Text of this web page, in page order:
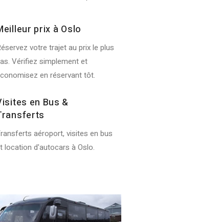
prix à Oslo
votre trajet au prix le plus
Vérifiez simplement et
en réservant tôt.
en Bus &
aéroport, visites en bus
location d'autocars à Oslo.